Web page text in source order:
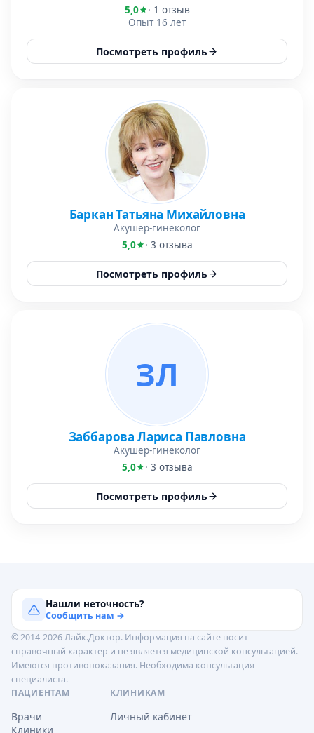
5,0
· 1 отзыв
Опыт 16 лет
Посмотреть профиль
Баркан Татьяна Михайловна
Акушер-гинеколог
5,0
· 3 отзыва
Посмотреть профиль
ЗЛ
Заббарова Лариса Павловна
Акушер-гинеколог
5,0
· 3 отзыва
Посмотреть профиль
Нашли неточность?
Сообщить нам →
© 2014-2026 Лайк.Доктор. Информация на сайте носит
справочный характер и не является медицинской консультацией.
Имеются противопоказания. Необходима консультация
специалиста.
ПАЦИЕНТАМ
Врачи
Клиники
КЛИНИКАМ
Личный кабинет